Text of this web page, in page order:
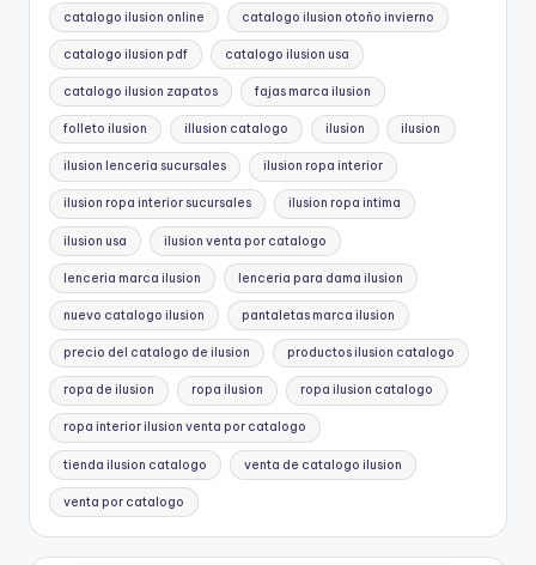
catalogo ilusion online catalogo ilusion otoño invierno
catalogo ilusion pdf catalogo ilusion usa
catalogo ilusion zapatos fajas marca ilusion
folleto ilusion illusion catalogo ilusion ilusion
ilusion lenceria sucursales ilusion ropa interior
ilusion ropa interior sucursales ilusion ropa intima
ilusion usa ilusion venta por catalogo
lenceria marca ilusion lenceria para dama ilusion
nuevo catalogo ilusion pantaletas marca ilusion
precio del catalogo de ilusion productos ilusion catalogo
ropa de ilusion ropa ilusion ropa ilusion catalogo
ropa interior ilusion venta por catalogo
tienda ilusion catalogo venta de catalogo ilusion
venta por catalogo